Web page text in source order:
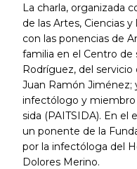
La charla, organizada
de las Artes, Ciencias
con las ponencias de
familia en el Centro de
Rodríguez, del
Juan Ramón Jiménez;
infectólogo y miembro
sida (PAITSIDA). En
un ponente de la
por la infectóloga del
Dolores Merino.